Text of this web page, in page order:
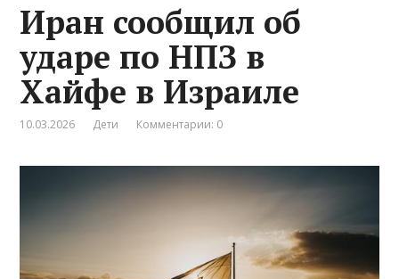
Иран сообщил об
ударе по НПЗ в
Хайфе в Израиле
10.03.2026 Дети Комментарии: 0